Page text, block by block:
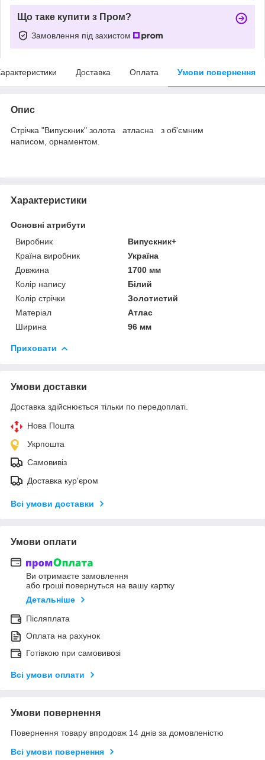
Що таке купити з Пром?
Замовлення під захистом
Доставка Оплата Умови повернення
Опис
Стрічка "Випускник" золота атласна з об'ємним
написом, орнаментом.
Характеристики
Основні атрибути
Виробник
Випускник+
Країна виробник
Україна
Довжина
1700 мм
Колір напису
Білий
Колір стрічки
Золотистий
Матеріал
Атлас
Ширина
96 мм
Приховати
Умови доставки
Доставка здійснюється тільки по передоплаті.
Нова Пошта
Укрпошта
Самовивіз
Доставка кур'єром
Всі умови доставки
Умови оплати
Ви отримаєте замовлення
або гроші повернуться на вашу картку
Детальніше
Післяплата
Оплата на рахунок
Готівкою при самовивозі
Всі умови оплати
Умови повернення
Повернення товару впродовж 14 днів за домовленістю
Всі умови повернення